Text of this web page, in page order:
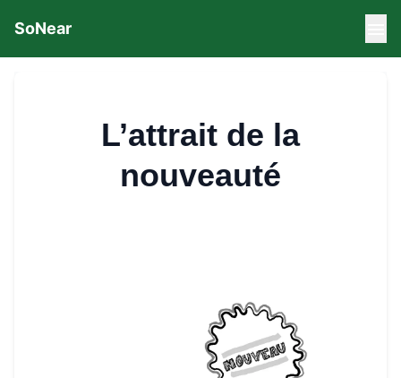
SoNear
L’attrait de la
nouveauté